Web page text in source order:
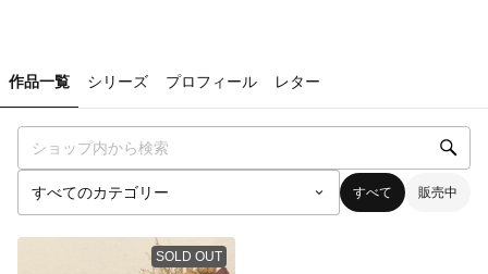
作品一覧 シリーズ プロフィール レター
すべて 販売中
SOLD OUT